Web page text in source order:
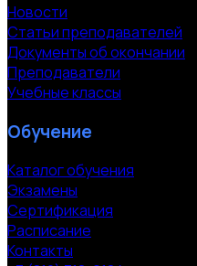
Новости
Статьи преподавателей
Документы об окончании
Преподаватели
Учебные классы
Обучение
Каталог обучения
Экзамены
Сертификация
Расписание
Контакты